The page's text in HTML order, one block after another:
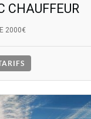
CHAUFFEUR
2000€